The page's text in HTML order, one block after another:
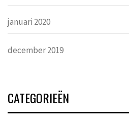
januari 2020
december 2019
CATEGORIEËN